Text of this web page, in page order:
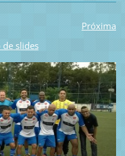
Próxima
de slides